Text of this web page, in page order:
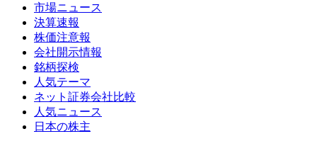
市場ニュース
決算速報
株価注意報
会社開示情報
銘柄探検
人気テーマ
ネット証券会社比較
人気ニュース
日本の株主